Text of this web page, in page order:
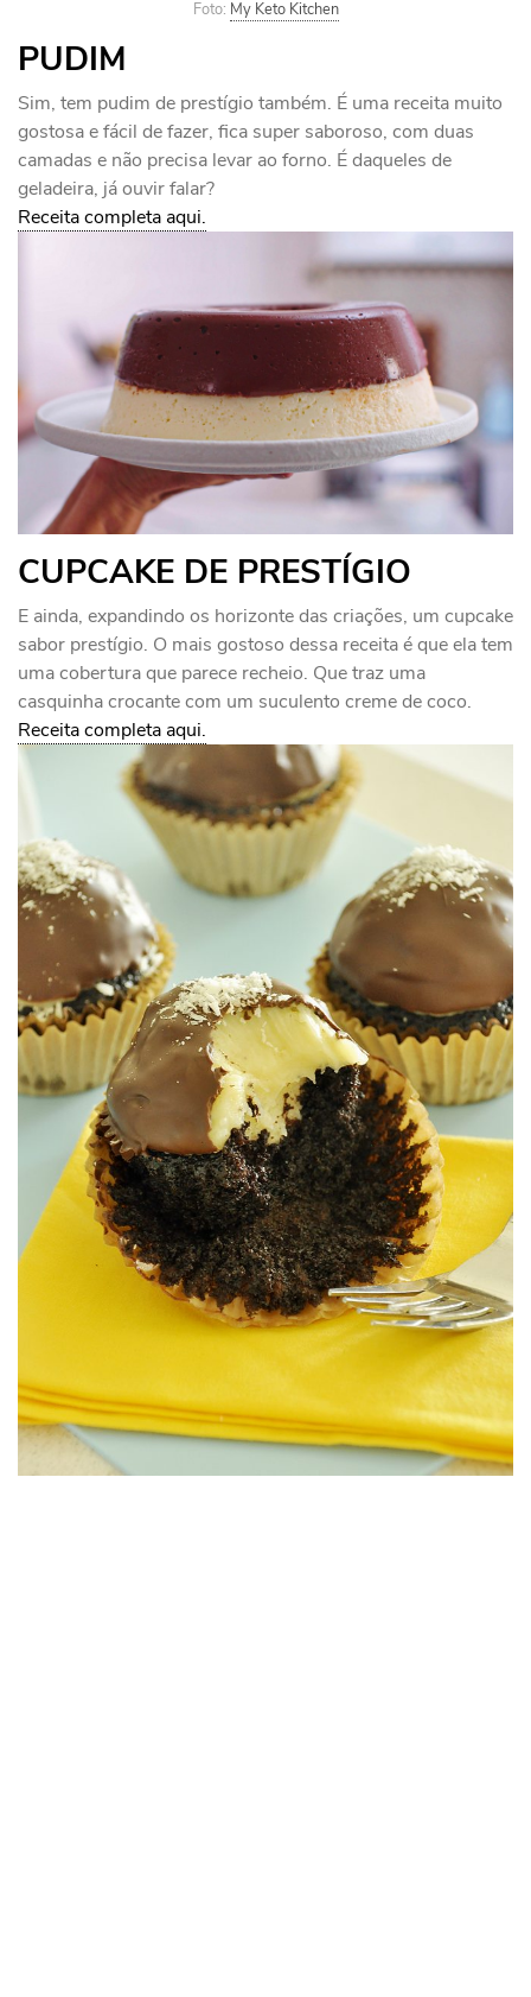
Foto: My Keto Kitchen
PUDIM
Sim, tem pudim de prestígio também. É uma receita muito
gostosa e fácil de fazer, fica super saboroso, com duas
camadas e não precisa levar ao forno. É daqueles de
geladeira, já ouvir falar?
Receita completa aqui.
CUPCAKE DE PRESTÍGIO
E ainda, expandindo os horizonte das criações, um cupcake
sabor prestígio. O mais gostoso dessa receita é que ela tem
uma cobertura que parece recheio. Que traz uma
casquinha crocante com um suculento creme de coco.
Receita completa aqui.